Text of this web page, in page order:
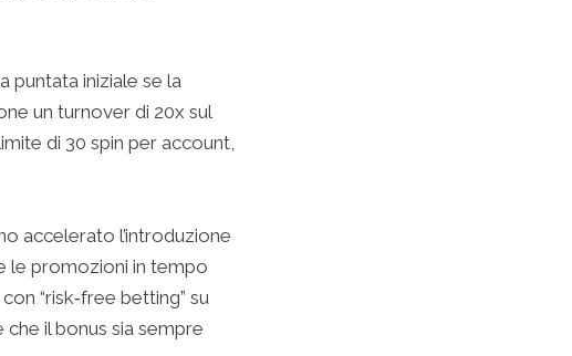
puntata iniziale se la
un turnover di 20x sul
di 30 spin per account,
accelerato l’introduzione
le promozioni in tempo
“risk‑free betting” su
il bonus sia sempre